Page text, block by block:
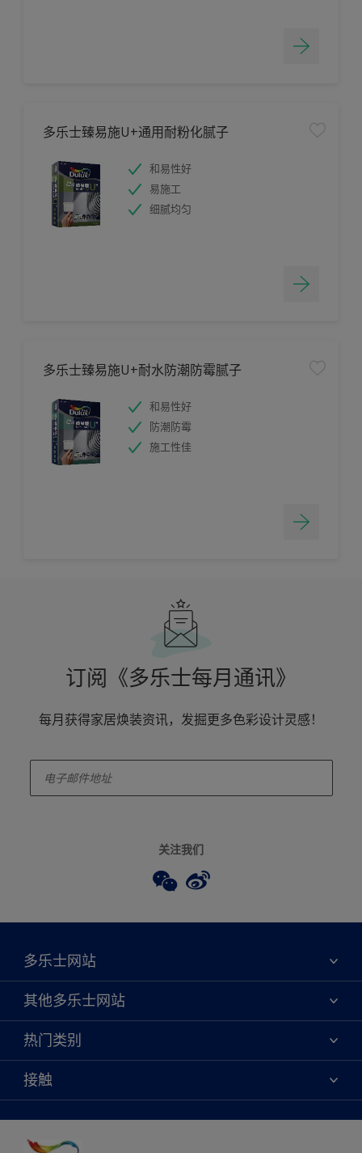
多乐士臻易施U+通用耐粉化腻子
和易性好
易施工
细腻均匀
多乐士臻易施U+耐水防潮防霉腻子
和易性好
防潮防霉
施工性佳
订阅《多乐士每月通讯》
每月获得家居焕装资讯，发掘更多色彩设计灵感！
关注我们
多乐士网站
关于我们
联系我们
查找店铺
绿色工厂
其他多乐士网站
焕新服务
多乐士专业
天猫官方旗舰店
热门类别
颜色
产品
创意灵感
装修建议
接触
颜色准确性